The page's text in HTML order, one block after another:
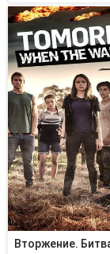
Вторжение.